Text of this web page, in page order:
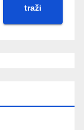
traži